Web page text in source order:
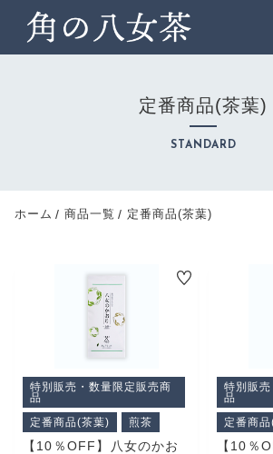
新着商品
商品一覧
PRODUCTS
最近チェックした商品
定番商品(茶葉)
STANDARD
ホーム 商品一覧 定番商品(茶葉)
特別販売・数量限定販売商
品
定番商品(茶葉)
煎茶
【10％OFF】八女のかお
特別販
品
定番商
【10％